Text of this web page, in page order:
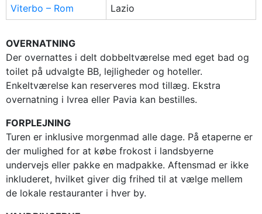
Viterbo – Rom
Lazio
OVERNATNING
Der overnattes i delt dobbeltværelse med eget bad og
toilet på udvalgte BB, lejligheder og hoteller.
Enkeltværelse kan reserveres mod tillæg. Ekstra
overnatning i Ivrea eller Pavia kan bestilles.
FORPLEJNING
Turen er inklusive morgenmad alle dage. På etaperne er
der mulighed for at købe frokost i landsbyerne
undervejs eller pakke en madpakke. Aftensmad er ikke
inkluderet, hvilket giver dig frihed til at vælge mellem
de lokale restauranter i hver by.